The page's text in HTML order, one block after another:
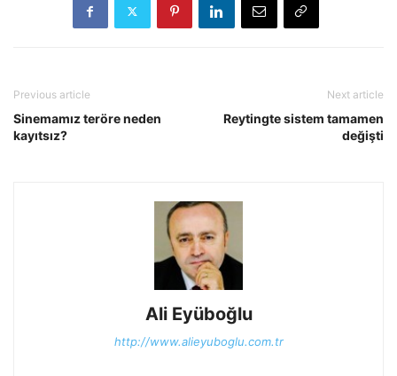
Previous article
Sinemamız teröre neden
kayıtsız?
Next article
Reytingte sistem tamamen
değişti
Ali Eyüboğlu
http://www.alieyuboglu.com.tr